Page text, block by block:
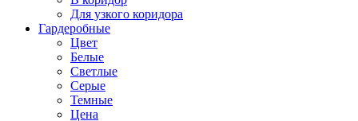
Для узкого коридора
Гардеробные
Цвет
Белые
Светлые
Серые
Темные
Цена